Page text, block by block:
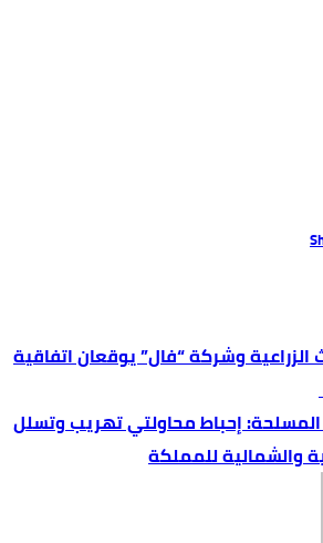
الزراعية وشركة “فال” يوقعان اتفاقية
إحباط محاولتي تهريب وتسلل
والشمالية للمملكة